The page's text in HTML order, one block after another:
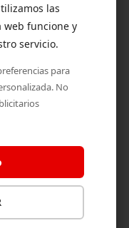
consulta *
las
web funcione y
servicio.
para
No